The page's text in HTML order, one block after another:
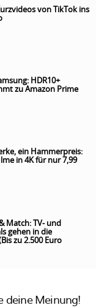
von TikTok ins
HDR10+
zu Amazon Prime
ein Hammerpreis:
in 4K für nur 7,99
Match: TV- und
gehen in die
zu 2.500 Euro
deine Meinung!